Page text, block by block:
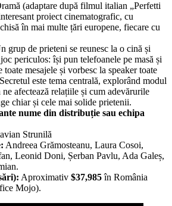
(adaptare după filmul italian „Perfetti
proiect cinematografic, cu
în mai multe țări europene, fiecare cu
grup de prieteni se reunesc la o cină și
periculos: își pun telefoanele pe masă și
toate mesajele și vorbesc la speaker toate
este tema centrală, explorând modul
afectează relațiile și cum adevărurile
chiar și cele mai solide prietenii.
nume din distribuție sau echipa
Strunilă
Andreea Grămosteanu, Laura Cosoi,
Leonid Doni, Șerban Pavlu, Ada Galeș,
Aproximativ $37,985în România
Mojo).